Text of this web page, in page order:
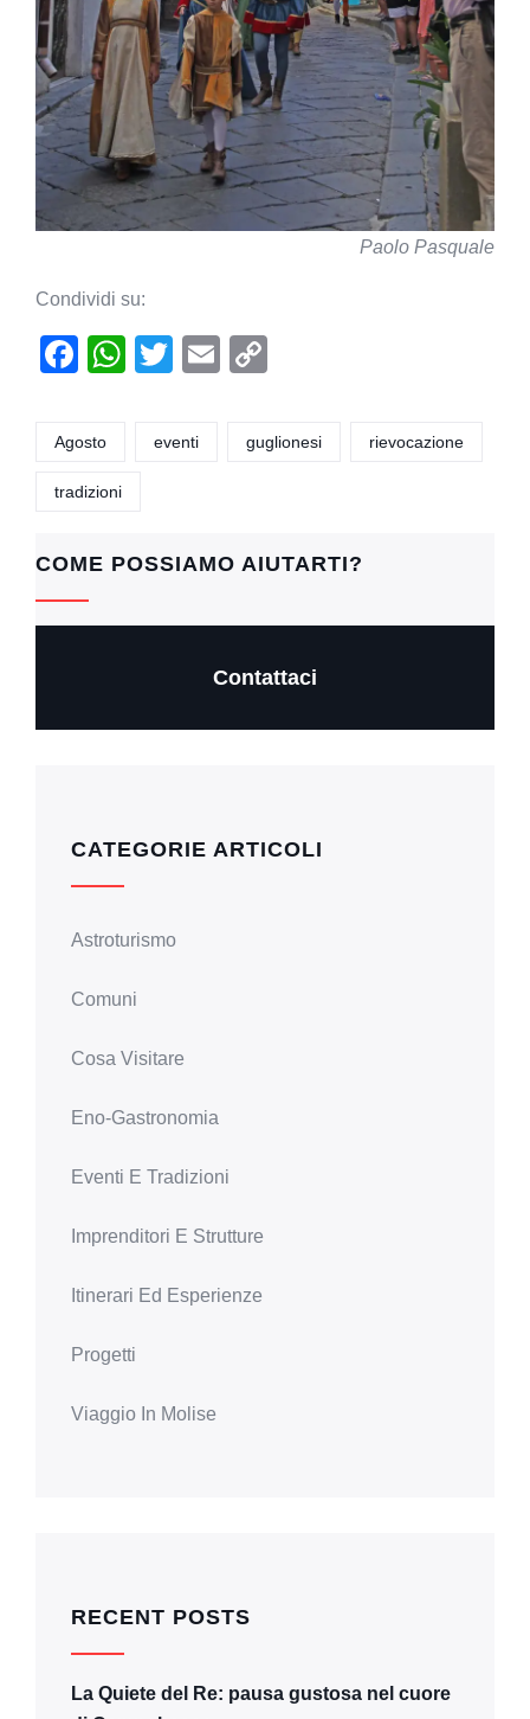
Paolo Pasquale
Condividi su:
F
c
b
o
k
W
at
p
T
tt
E
ail p
k
Agosto eventi guglionesi rievocazione
tradizioni
COME POSSIAMO AIUTARTI?
Contattaci
CATEGORIE ARTICOLI
Astroturismo
Comuni
Cosa Visitare
Eno-Gastronomia
Eventi E Tradizioni
Imprenditori E Strutture
Itinerari Ed Esperienze
Progetti
Viaggio In Molise
RECENT POSTS
La Quiete del Re: pausa gustosa nel cuore